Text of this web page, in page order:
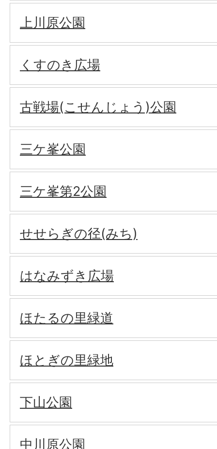
上川原公園
くすのき広場
古戦場(こせんじょう)公園
三ケ峯公園
三ケ峯第2公園
せせらぎの径(みち)
はなみずき広場
ほたるの里緑道
ほとぎの里緑地
下山公園
中川原公園